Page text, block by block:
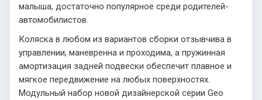
малыша, достаточно популярное среди родителей-
автомобилистов.
Коляска в любом из вариантов сборки отзывчива в
управлении, маневренна и проходима, а пружинная
амортизация задней подвески обеспечит плавное и
мягкое передвижение на любых поверхностях.
Модульный набор новой дизайнерской серии Geo